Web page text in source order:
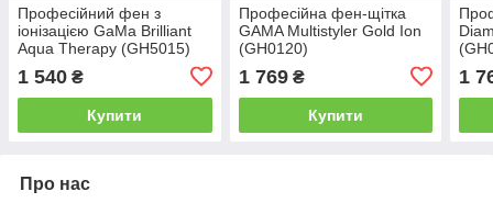
Професійний фен з
іонізацією GaMa Brilliant
Aqua Therapy (GH5015)
1 540 ₴
Купити
Професійна фен-щітка
GAMA Multistyler Gold Ion
(GH0120)
1 769₴
Купити
1
Про нас